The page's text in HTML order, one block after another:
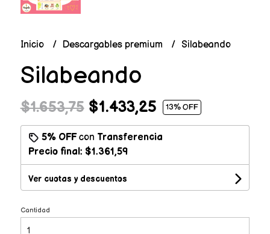
Inicio Descargables premium Silabeando
Silabeando
$1.653,75$1.433,25 13% OFF
5% OFFcon Transferencia
Precio final: $1.361,59
Ver cuotas y descuentos
Cantidad